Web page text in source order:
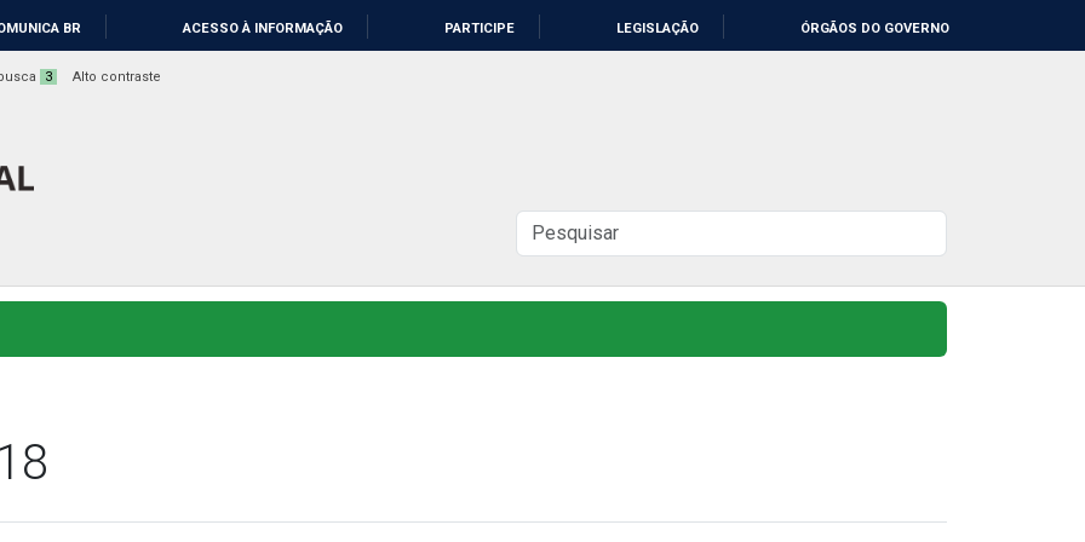
BR ACESSO À INFORMAÇÃO PARTICIPE LEGISLAÇÃO ÓRGÃOS DO GOVERNO
3 Alto contraste
Buscar
no